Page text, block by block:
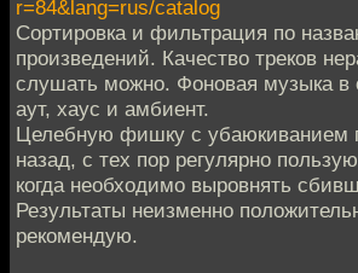
r=84&lang=rus/catalog
Сортировка и фильтрация по
произведений. Качество треков
слушать можно. Фоновая музыка в
аут, хаус и амбиент.
Целебную фишку с убаюкиванием
назад, с тех пор регулярно
когда необходимо выровнять
Результаты неизменно
рекомендую.